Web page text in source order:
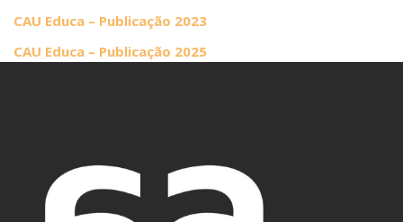
CAU Educa – Publicação 2023
CAU Educa – Publicação 2025